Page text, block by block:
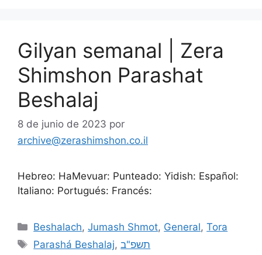
Gilyan semanal | Zera
Shimshon Parashat
Beshalaj
8 de junio de 2023 por
archive@zerashimshon.co.il
Hebreo: HaMevuar: Punteado: Yidish: Español:
Italiano: Portugués: Francés:
Beshalach,Jumash Shmot, General,Tora
Parashá Beshalaj,תשפ"ב